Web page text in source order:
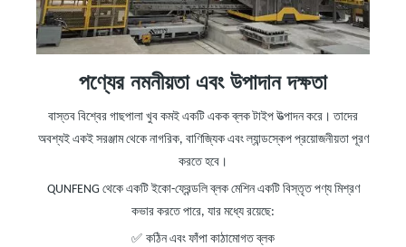
পণ্যের নমনীয়তা এবং উপাদান দক্ষতা
বাস্তব বিশ্বের গাছপালা খুব কমই একটি একক ব্লক টাইপ উত্পাদন করে। তাদের
অবশ্যই একই সরঞ্জাম থেকে নাগরিক, বাণিজ্যিক এবং ল্যান্ডস্কেপ প্রয়োজনীয়তা পূরণ
করতে হবে।
QUNFENG থেকে একটি ইকো-ফ্রেন্ডলি ব্লক মেশিন একটি বিস্তৃত পণ্য মিশ্রণ
কভার করতে পারে, যার মধ্যে রয়েছে:
✅ কঠিন এবং ফাঁপা কাঠামোগত ব্লক